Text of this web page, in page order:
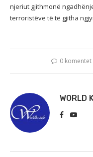
njeriut gjithmonë
terroristëve të të gjitha
0 komentet
WORLD